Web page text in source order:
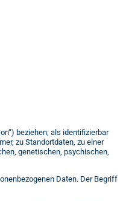
beziehen; als identifizierbar
zu Standortdaten, zu einer
genetischen, psychischen,
Daten. Der Begriff